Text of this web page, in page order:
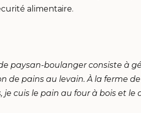
alimentaire.
paysan-boulanger consiste à
de pains au levain. À la ferme
je cuis le pain au four à bois et le